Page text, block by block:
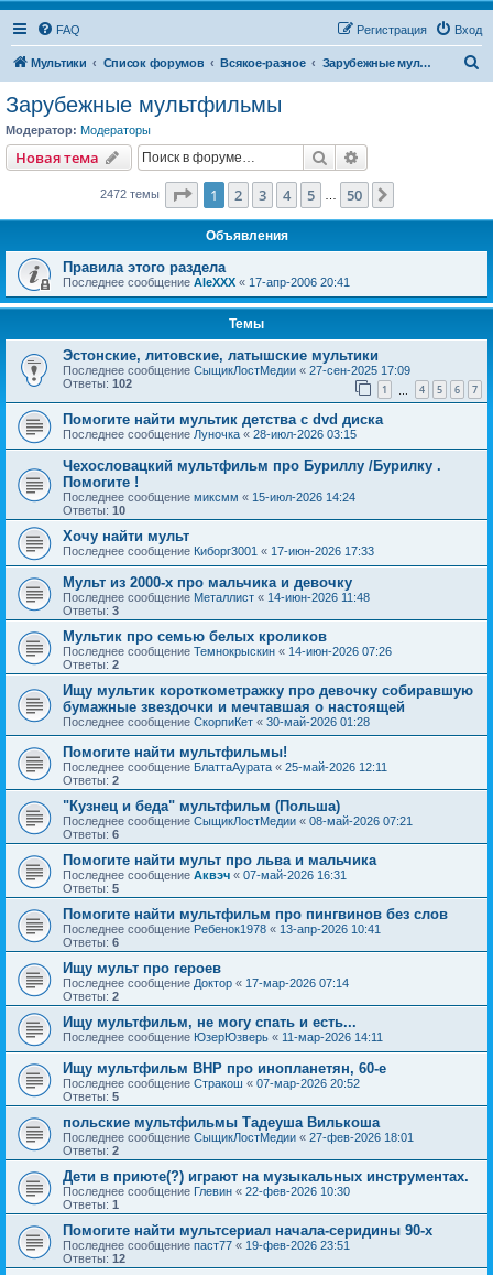
FAQ Вход
Регистрация
Мультики Список форумов Всякое-разное Зарубежные мультфильмы
Зарубежные мультфильмы
Модератор: Модераторы
Новая тема Поиск
2472 темы Страница из 50
1 2 3 4 5 50
Объявления
Правила этого раздела
Последнее сообщение AleXXX « 17-апр-2006 20:41
Темы
Эстонские, литовские, латышские мультики
Последнее сообщение СыщикЛостМедии « 27-сен-2025 17:09
Ответы: 102 1 4 5 6 7
Помогите найти мультик детства с dvd диска
Последнее сообщение Луночка « 28-июл-2026 03:15
Чехословацкий мультфильм про Буриллу /Бурилку .
Помогите !
Последнее сообщение миксмм « 15-июл-2026 14:24
Ответы: 10
Хочу найти мульт
Последнее сообщение Киборг3001 « 17-июн-2026 17:33
Мульт из 2000-х про мальчика и девочку
Последнее сообщение Металлист « 14-июн-2026 11:48
Ответы: 3
Мультик про семью белых кроликов
Последнее сообщение Темнокрыскин « 14-июн-2026 07:26
Ответы: 2
Ищу мультик короткометражку про девочку собиравшую
бумажные звездочки и мечтавшая о настоящей
Последнее сообщение СкорпиКет « 30-май-2026 01:28
Помогите найти мультфильмы!
Последнее сообщение БлаттаАурата « 25-май-2026 12:11
Ответы: 2
"Кузнец и беда" мультфильм (Польша)
Последнее сообщение СыщикЛостМедии « 08-май-2026 07:21
Ответы: 6
Помогите найти мульт про льва и мальчика
Последнее сообщение Аквэч « 07-май-2026 16:31
Ответы: 5
Помогите найти мультфильм про пингвинов без слов
Последнее сообщение Ребенок1978 « 13-апр-2026 10:41
Ответы: 6
Ищу мульт про героев
Последнее сообщение Доктор « 17-мар-2026 07:14
Ответы: 2
Ищу мультфильм, не могу спать и есть...
Последнее сообщение ЮзерЮзверь « 11-мар-2026 14:11
Ищу мультфильм ВНР про инопланетян, 60-е
Последнее сообщение Стракош « 07-мар-2026 20:52
Ответы: 5
польские мультфильмы Тадеуша Вилькоша
Последнее сообщение СыщикЛостМедии « 27-фев-2026 18:01
Ответы: 2
Дети в приюте(?) играют на музыкальных инструментах.
Последнее сообщение Глевин « 22-фев-2026 10:30
Ответы: 1
Помогите найти мультсериал начала-серидины 90-х
Последнее сообщение паст77 « 19-фев-2026 23:51
Ответы: 12